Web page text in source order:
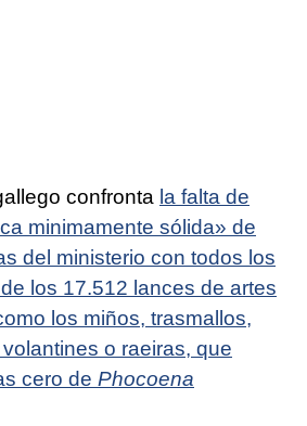
confronta la falta de
minimamente sólida» de
del ministerio con todos los
los 17.512 lances de artes
los miños, trasmallos,
o raeiras, que
cero de Phocoena